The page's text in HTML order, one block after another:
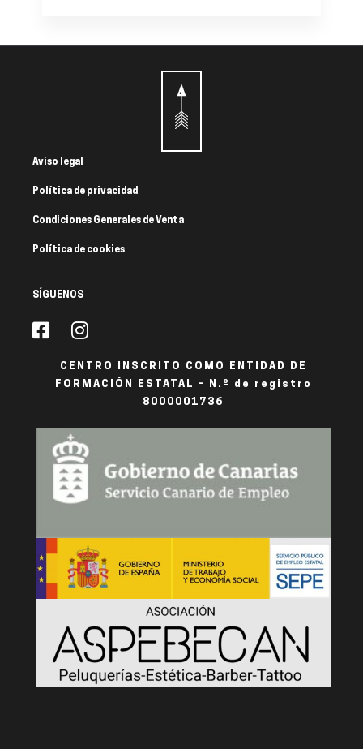
Aviso legal
Política de privacidad
Condiciones Generales de Venta
Política de cookies
SÍGUENOS
CENTRO INSCRITO COMO ENTIDAD DE
FORMACIÓN ESTATAL - N.º de registro
8000001736